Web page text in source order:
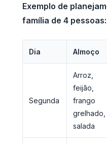
Exemplo de
família de 4 pessoas:
Dia Almoço
Segunda
Arroz,
feijão,
frango
grelhado,
salada